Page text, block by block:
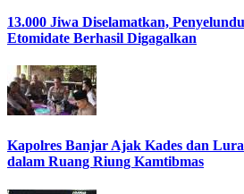
13.000 Jiwa Diselamatkan,
Etomidate Berhasil Digagalkan
Kapolres Banjar Ajak Kades dan
dalam Ruang Riung Kamtibmas